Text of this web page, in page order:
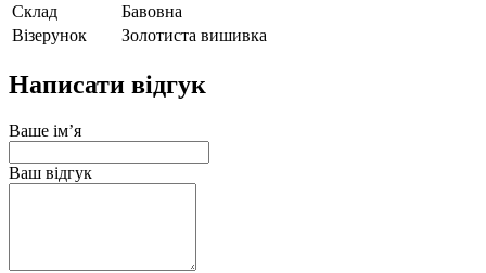
Склад
Бавовна
Візерунок
Золотиста вишивка
Написати відгук
Ваше ім’я
Ваш відгук